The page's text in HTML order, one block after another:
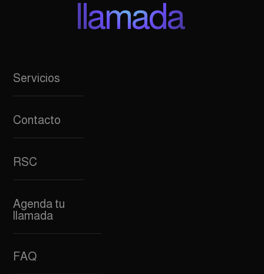
llamada
Servicios
Contacto
RSC
Agenda tu
llamada
FAQ